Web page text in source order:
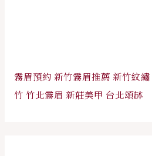
霧眉預約 新竹霧眉推薦 新竹紋繡
竹 竹北霧眉 新莊美甲 台北頌缽